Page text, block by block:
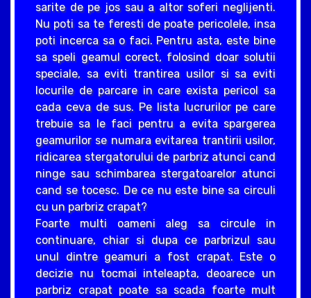
sarite de pe jos sau a altor soferi neglijenti.
Nu poti sa te feresti de poate pericolele, insa
poti incerca sa o faci. Pentru asta, este bine
sa speli geamul corect, folosind doar solutii
speciale, sa eviti trantirea usilor si sa eviti
locurile de parcare in care exista pericol sa
cada ceva de sus. Pe lista lucrurilor pe care
trebuie sa le faci pentru a evita spargerea
geamurilor se numara evitarea trantirii usilor,
ridicarea stergatorului de parbriz atunci cand
ninge sau schimbarea stergatoarelor atunci
cand se tocesc. De ce nu este bine sa circuli
cu un parbriz crapat?
Foarte multi oameni aleg sa circule in
continuare, chiar si dupa ce parbrizul sau
unul dintre geamuri a fost crapat. Este o
decizie nu tocmai inteleapta, deoarece un
parbriz crapat poate sa scada foarte mult